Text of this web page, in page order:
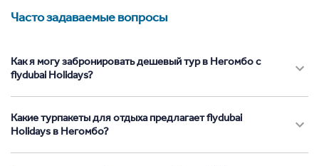
Часто задаваемые вопросы
Как я могу забронировать дешевый тур в Негомбо с
flydubai Holidays?
Какие турпакеты для отдыха предлагает flydubai
Holidays в Негомбо?